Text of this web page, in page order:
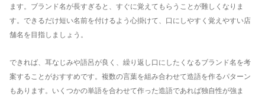
ます。ブランド名が長すぎると、すぐに覚えてもらうことが難しくなりま
す。できるだけ短い名前を付けるよう心掛けて、口にしやすく覚えやすい店
舗名を目指しましょう。
できれば、耳なじみや語呂が良く、繰り返し口にしたくなるブランド名を考
案することがおすすめです。複数の言葉を組み合わせて造語を作るパターン
もあります。いくつかの単語を合わせて作った造語であれば独自性が強ま